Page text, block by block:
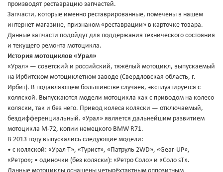
производят реставрацию запчастей.
Запчасти, которые именно реставрированные, помечены в нашем
интернет-магазине, признаком «реставрации» в карточке товара.
Данные запчасти подойдут для поддержания технического состояния
и текущего ремонта мотоцикла.
История мотоциклов «Урал»
«Урал» — советский и российский, тяжёлый мотоцикл, выпускаемый
на Ирбитском мотоциклетном заводе (Свердловская область, г.
Ирбит). В подавляющем большинстве случаев, эксплуатируется с
коляской. Выпускаются модели мотоцикла как с приводом на колесо
коляски, так и без него. Привод колеса коляски — отключаемый,
бездифференциальный. «Урал» является дальнейшим развитием
мотоцикла М-72, копии немецкого BMW R71.
В 2013 году выпускались следующие модели:
• с коляской: «Урал-Т», «Турист», «Патруль 2WD», «Gear-UP»,
«Ретро»; • одиночки (без коляски): «Ретро Соло» и «Соло sT».